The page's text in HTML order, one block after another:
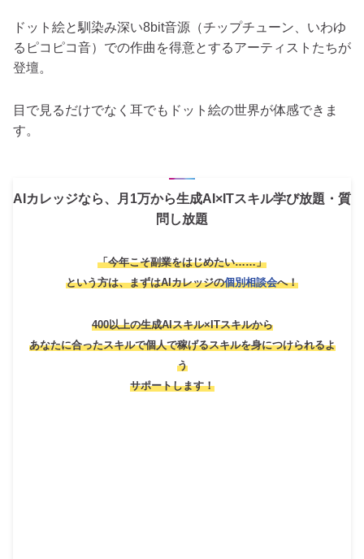
ドット絵と馴染み深い8bit音源（チップチューン、いわゆ
るピコピコ音）での作曲を得意とするアーティストたちが
登壇。
目で見るだけでなく耳でもドット絵の世界が体感できま
す。
AIカレッジなら、月1万から生成AI×ITスキル学び放題・質
問し放題
「今年こそ副業をはじめたい……」
という方は、まずはAIカレッジの個別相談会へ！
400以上の生成AIスキル×ITスキルから
あなたに合ったスキルで個人で稼げるスキルを身につけられるよ
う
サポートします！